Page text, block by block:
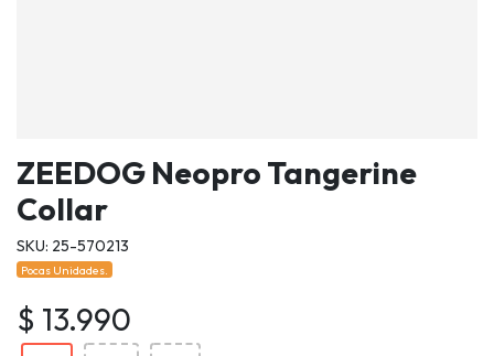
ZEEDOG Neopro Tangerine
Collar
SKU: 25-570213
Pocas Unidades.
$ 13.990